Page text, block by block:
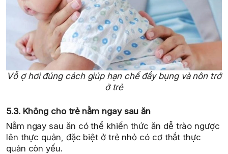
Vỗ ợ hơi đúng cách giúp hạn chế đầy bụng và nôn trớ
ở trẻ
5.3. Không cho trẻ nằm ngay sau ăn
Nằm ngay sau ăn có thể khiến thức ăn dễ trào ngược
lên thực quản, đặc biệt ở trẻ nhỏ có cơ thắt thực
quản còn yếu.